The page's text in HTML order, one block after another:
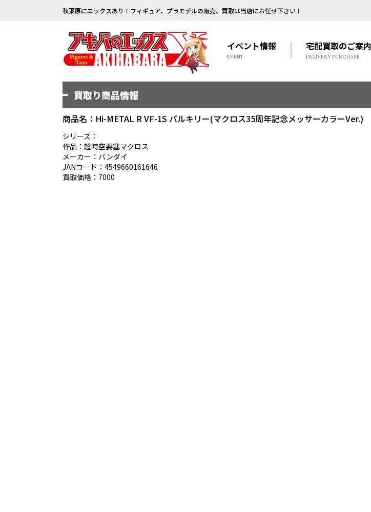
秋葉原にエックスあり！フィギュア、プラモデルの販売、買取は当店にお任せ下さい！
イベント情報
EVENT
宅配買取のご案内
DELIVERY PURCHASE
買取り商品情報
商品名：Hi-METAL R VF-1S バルキリー(マクロス35周年記念メッサーカラーVer.)
シリーズ：
作品：超時空要塞マクロス
メーカー：バンダイ
JANコード：4549660161646
買取価格：7000